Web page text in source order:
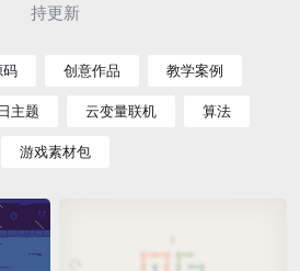
持更新
码 创意作品 教学案例
主题 云变量联机 算法
游戏素材包